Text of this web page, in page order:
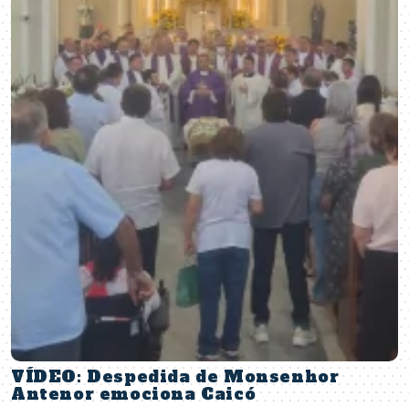
VÍDEO: Despedida de Monsenhor
Antenor emociona Caicó